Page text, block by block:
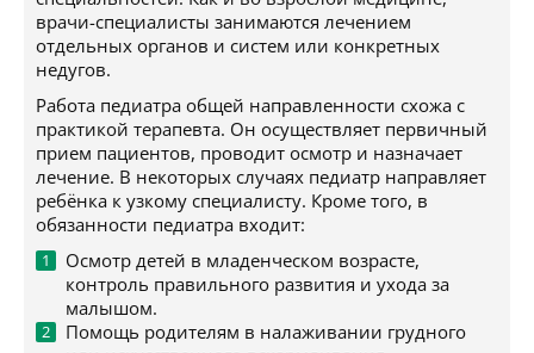
врачи-специалисты занимаются лечением
отдельных органов и систем или конкретных
недугов.
Работа педиатра общей направленности схожа с
практикой терапевта. Он осуществляет первичный
прием пациентов, проводит осмотр и назначает
лечение. В некоторых случаях педиатр направляет
ребёнка к узкому специалисту. Кроме того, в
обязанности педиатра входит:
Осмотр детей в младенческом возрасте,
контроль правильного развития и ухода за
малышом.
Помощь родителям в налаживании грудного